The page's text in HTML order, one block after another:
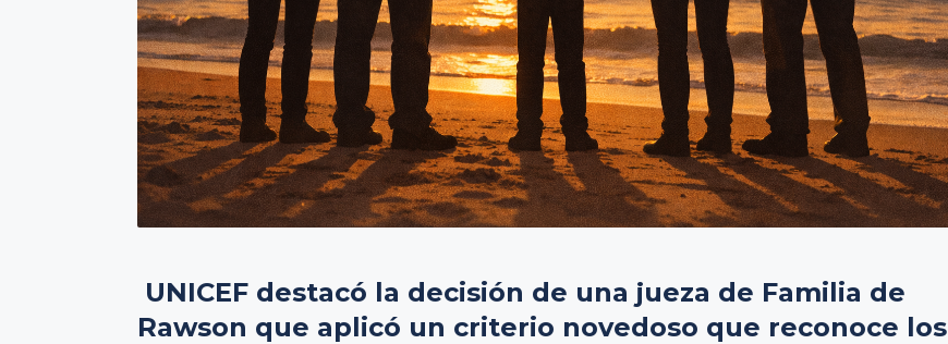
UNICEF destacó la decisión de una jueza de Familia de
Rawson que aplicó un criterio novedoso que reconoce los